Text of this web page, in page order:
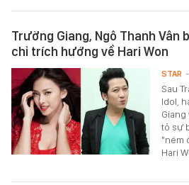
Trường Giang, Ngô Thanh
chỉ trích hướng về Hari Won
Sau
Idol,
Giang
tỏ sự
"ném
Hari
STAR